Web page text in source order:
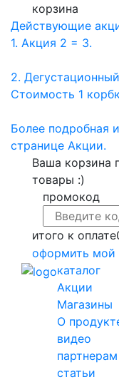
корзина
Действующие
1. Акция 2 = 3.
2.
Стоимость 1
Более подробная
странице Акции.
Ваша корзина
товары :)
промокод
итого к оплате
оформить мой
каталог
Акции
Магазины
О
видео
партнерам
статьи